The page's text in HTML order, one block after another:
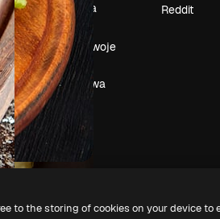
Wydarzenia
Slidesgo
Sprzedaj swoje
treści
Sala prasowa
Szukasz
magnific.ai
Reddit
to the storing of cookies on your device to